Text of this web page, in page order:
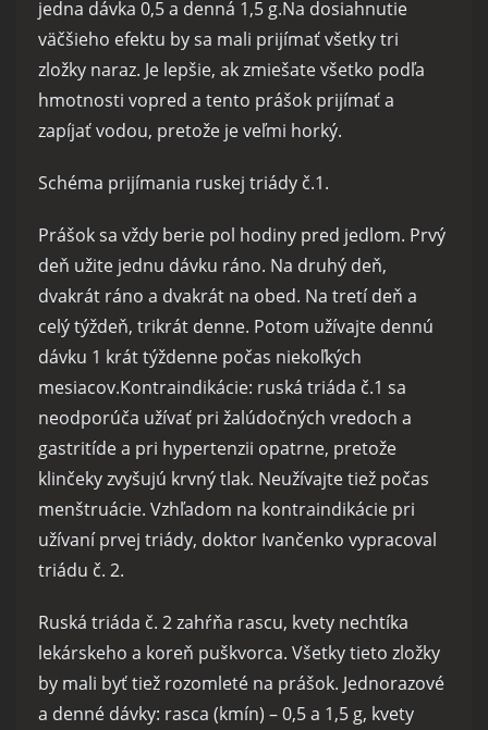
jedna dávka 0,5 a denná 1,5 g.Na dosiahnutie
väčšieho efektu by sa mali prijímať všetky tri
zložky naraz. Je lepšie, ak zmiešate všetko podľa
hmotnosti vopred a tento prášok prijímať a
zapíjať vodou, pretože je veľmi horký.
Schéma prijímania ruskej triády č.1.
Prášok sa vždy berie pol hodiny pred jedlom. Prvý
deň užite jednu dávku ráno. Na druhý deň,
dvakrát ráno a dvakrát na obed. Na tretí deň a
celý týždeň, trikrát denne. Potom užívajte dennú
dávku 1 krát týždenne počas niekoľkých
mesiacov.Kontraindikácie: ruská triáda č.1 sa
neodporúča užívať pri žalúdočných vredoch a
gastritíde a pri hypertenzii opatrne, pretože
klinčeky zvyšujú krvný tlak. Neužívajte tiež počas
menštruácie. Vzhľadom na kontraindikácie pri
užívaní prvej triády, doktor Ivančenko vypracoval
triádu č. 2.
Ruská triáda č. 2 zahŕňa rascu, kvety nechtíka
lekárskeho a koreň puškvorca. Všetky tieto zložky
by mali byť tiež rozomleté ​​na prášok. Jednorazové
a denné dávky: rasca (kmín) – 0,5 a 1,5 g, kvety